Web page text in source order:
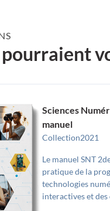
Sciences
manuel
Collection2021
Le manuel SNT
pratique de la
technologies
interactives et